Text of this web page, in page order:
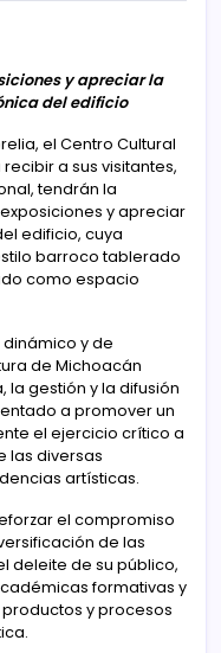
y apreciar la
del edificio
el Centro Cultural
a sus visitantes,
tendrán la
y apreciar
edificio, cuya
barroco tablerado
como espacio
dinámico y de
de Michoacán
la gestión y la difusión
a promover un
el ejercicio crítico a
las diversas
artísticas.
el compromiso
de las
deleite de su público,
formativas y
y procesos